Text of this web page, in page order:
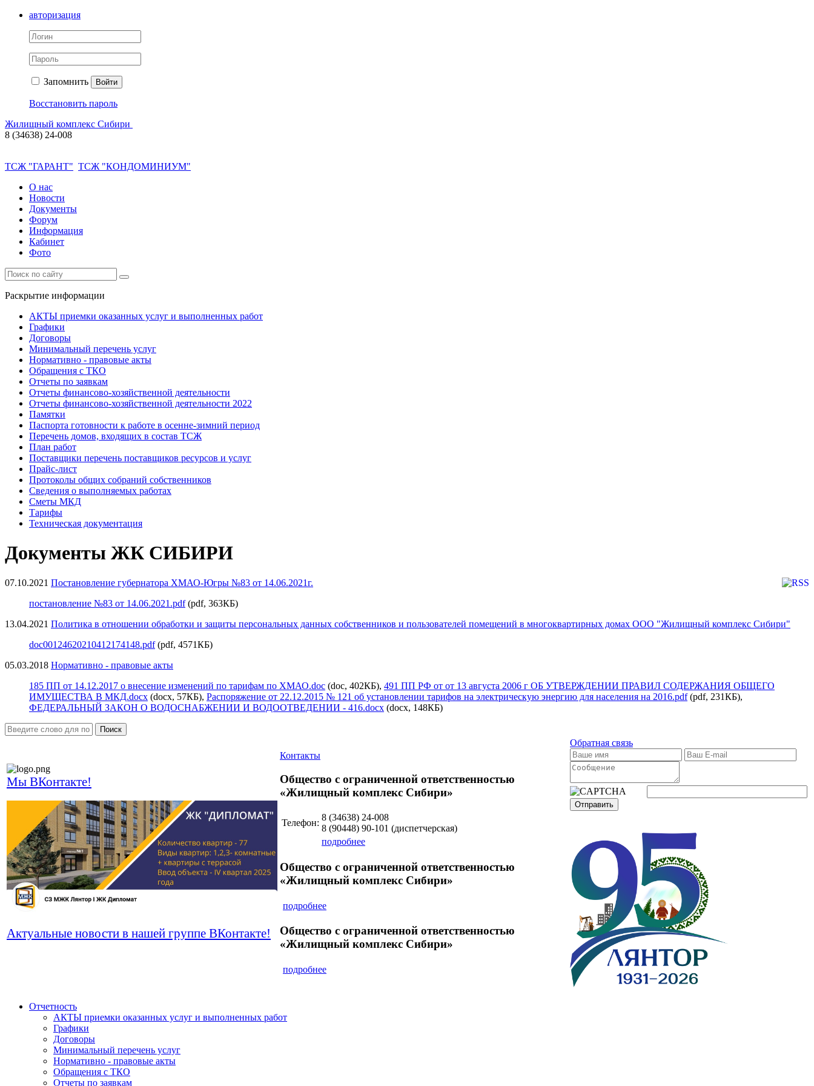
авторизация
Запомнить Войти
Восстановить пароль
Жилищный комплекс Сибири
8 (34638) 24-008
ТСЖ "ГАРАНТ" ТСЖ "КОНДОМИНИУМ"
О нас
Новости
Документы
Форум
Информация
Кабинет
Фото
Раскрытие информации
АКТЫ приемки оказанных услуг и выполненных работ
Графики
Договоры
Минимальный перечень услуг
Нормативно - правовые акты
Обращения с ТКО
Отчеты по заявкам
Отчеты финансово-хозяйственной деятельности
Отчеты финансово-хозяйственной деятельности 2022
Памятки
Паспорта готовности к работе в осенне-зимний период
Перечень домов, входящих в состав ТСЖ
План работ
Поставщики перечень поставщиков ресурсов и услуг
Прайс-лист
Протоколы общих собраний собственников
Сведения о выполняемых работах
Сметы МКД
Тарифы
Техническая документация
Документы ЖК СИБИРИ
07.10.2021 Постановление губернатора ХМАО-Югры №83 от 14.06.2021г.
постановление №83 от 14.06.2021.pdf(pdf, 363КБ)
13.04.2021 Политика в отношении обработки и защиты персональных данных собственников и пользователей помещений в многоквартирных домах ООО "Жилищный комплекс Сибири"
doc00124620210412174148.pdf(pdf, 4571КБ)
05.03.2018 Нормативно - правовые акты
185 ПП от 14.12.2017 о внесение изменений по тарифам по ХМАО.doc (doc, 402КБ), 491 ПП РФ от от 13 августа 2006 г ОБ УТВЕРЖДЕНИИ ПРАВИЛ СОДЕРЖАНИЯ ОБЩЕГО
ИМУЩЕСТВА В МКД.docx (docx, 57КБ), Распоряжение от 22.12.2015 № 121 об установлении тарифов на электрическую энергию для населения на 2016.pdf(pdf, 231КБ),
ФЕДЕРАЛЬНЫЙ ЗАКОН О ВОДОСНАБЖЕНИИ И ВОДООТВЕДЕНИИ - 416.docx (docx, 148КБ)
Поиск
Мы ВКонтакте!
Актуальные новости в нашей группе ВКонтакте!
Контакты
Общество с ограниченной ответственностью
«Жилищный комплекс Сибири»
Телефон:
8 (34638) 24-008
8 (90448) 90-101 (диспетчерская)
подробнее
Общество с ограниченной ответственностью
«Жилищный комплекс Сибири»
подробнее
Общество с ограниченной ответственностью
«Жилищный комплекс Сибири»
подробнее
Обратная связь
Отправить
Отчетность
АКТЫ приемки оказанных услуг и выполненных работ
Графики
Договоры
Минимальный перечень услуг
Нормативно - правовые акты
Обращения с ТКО
Отчеты по заявкам